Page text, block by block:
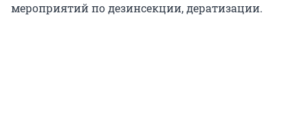
мероприятий по дезинсекции, дератизации.